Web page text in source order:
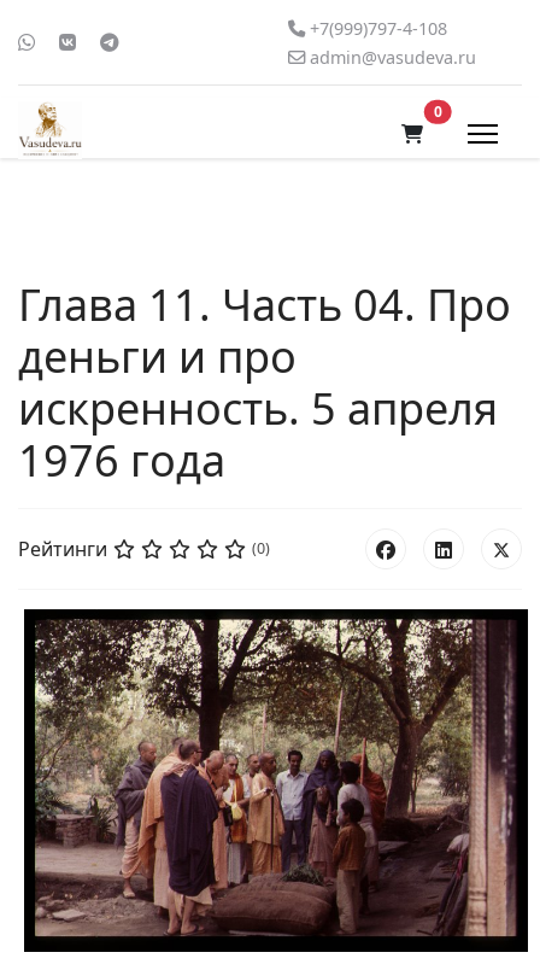
+7(999)797-4-108
admin@vasudeva.ru
0В корзину
Глава 11. Часть 04. Про
деньги и про
искренность. 5 апреля
1976 года
Рейтинги (0)